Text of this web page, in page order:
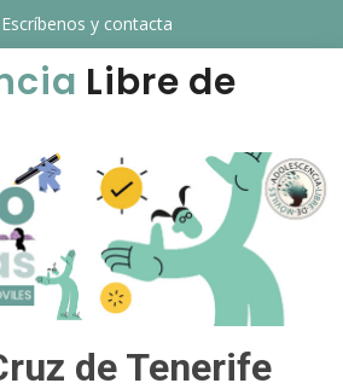
Escríbenos y contacta
Libre de
de Tenerife